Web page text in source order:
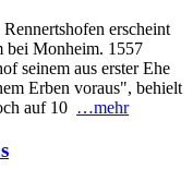
erscheint
bei Monheim. 1557
seinem aus erster Ehe
Erben voraus", behielt
auf 10 …mehr